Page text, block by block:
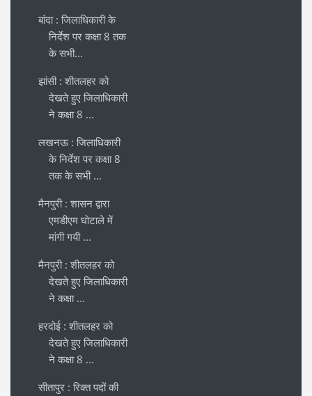
बांदा : जिलाधिकारी के
निर्देश पर कक्षा 8 तक
के सभी...
झांसी : शीतलहर को
देखते हुए जिलाधिकारी
ने कक्षा 8 ...
लखनऊ : जिलाधिकारी
के निर्देश पर कक्षा 8
तक के सभी ...
मैनपुरी : शासन द्वारा
एमडीएम घोटाले में
मांगी गयी ...
मैनपुरी : शीतलहर को
देखते हुए जिलाधिकारी
ने कक्षा ...
हरदोई : शीतलहर को
देखते हुए जिलाधिकारी
ने कक्षा 8 ...
सीतापुर : रिक्त पदों की